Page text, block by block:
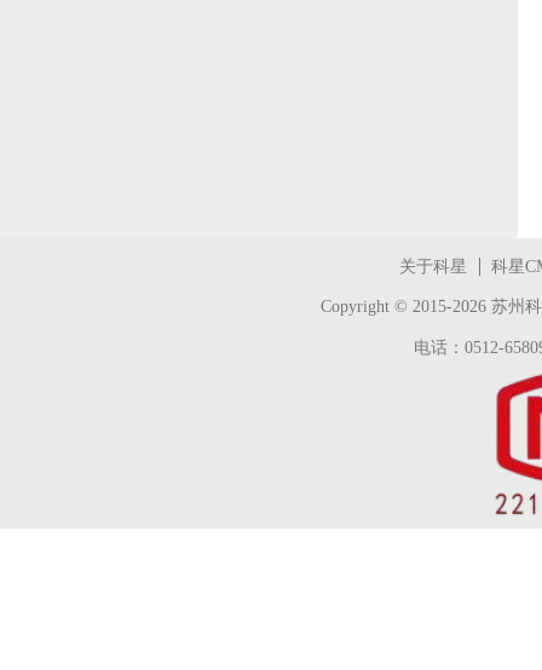
关于科星 科星
Copyright © 2015-2026 苏州
电话：0512-